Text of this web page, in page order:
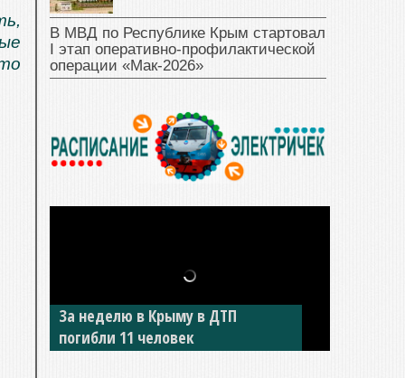
В МВД по Республике Крым стартовал
I этап оперативно‑профилактической
операции «Мак‑2026»
За неделю в Крыму в ДТП
погибли 11 человек